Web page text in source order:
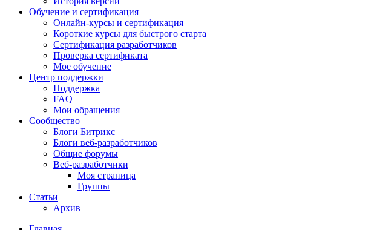
Обучение и сертификация
Онлайн-курсы и сертификация
Короткие курсы для быстрого старта
Сертификация разработчиков
Проверка сертификата
Мое обучение
Центр поддержки
Поддержка
FAQ
Мои обращения
Сообщество
Блоги Битрикс
Блоги веб-разработчиков
Общие форумы
Веб-разработчики
Моя страница
Группы
Статьи
Архив